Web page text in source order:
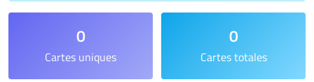
Cartes uniques
0
Cartes totales
0